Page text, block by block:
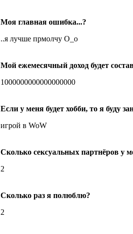
Моя главная ошибка...?
..я лучше прмолчу О_о
Мой ежемесячный доход будет
1000000000000000000
Если у меня будет хобби, то я буду
игрой в WoW
Сколько сексуальных партнёров у
2
Сколько раз я полюблю?
2